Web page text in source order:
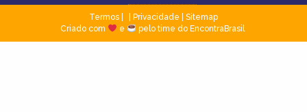
Termos Privacidade
Sitemap
Criado com
e pelo time do EncontraBrasil